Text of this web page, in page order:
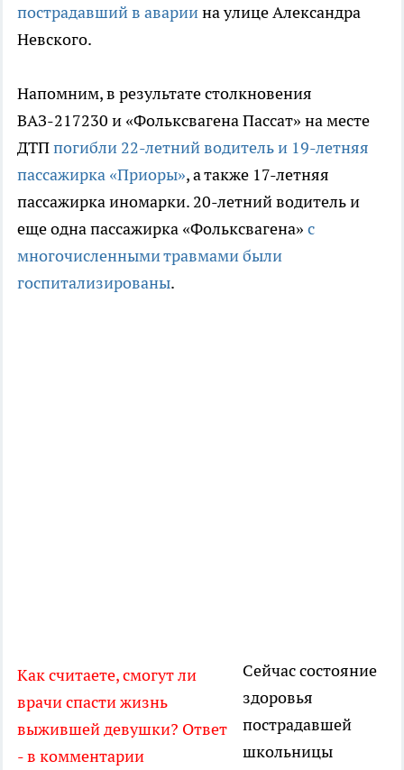
пострадавший в авариина улице Александра
Невского.
Напомним, в результате столкновения
ВАЗ-217230 и «Фольксвагена Пассат» на месте
ДТПпогибли 22-летний водитель и 19-летняя
пассажирка «Приоры», а также 17-летняя
пассажирка иномарки. 20-летний водитель и
еще одна пассажирка «Фольксвагена» с
многочисленными травмами были
госпитализированы.
Как считаете, смогут ли
врачи спасти жизнь
выжившей девушки? Ответ
- в комментарии
Сейчас состояние
здоровья
пострадавшей
школьницы